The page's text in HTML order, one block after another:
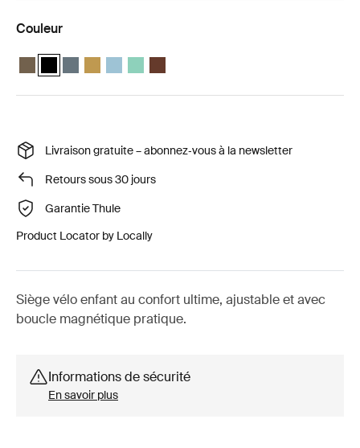
Couleur
Thule Yepp Nexxt 2 maxi Kaki rofond
Thule Yepp Nexxt 2 maxi Noir minuit (selected)
Thule Yepp Nexxt 2 maxi Ardoise foncée
Thule Yepp Nexxt 2 maxi Jaune poli
Thule Yepp Nexxt 2 Maxi Aigue-marine
Thule Yepp Nexxt 2 Maxi Mint Green
Thule Yepp Nexxt 2 Maxi Chocolate
Livraison gratuite – abonnez‑vous à la newsletter
Retours sous 30 jours
Garantie Thule
Product Locator by Locally
Siège vélo enfant au confort ultime, ajustable et avec
boucle magnétique pratique.
Informations de sécurité
En savoir plus